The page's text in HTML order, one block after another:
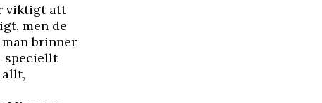
viktigt att
men de
brinner
speciellt
allt,